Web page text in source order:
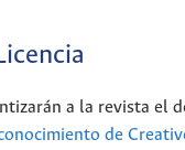
a la revista el
de